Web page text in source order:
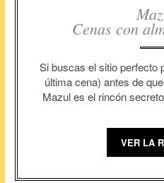
Cenas con
Si buscas el sitio perfecto
última cena) antes de
Mazul es el rincón
VER LA